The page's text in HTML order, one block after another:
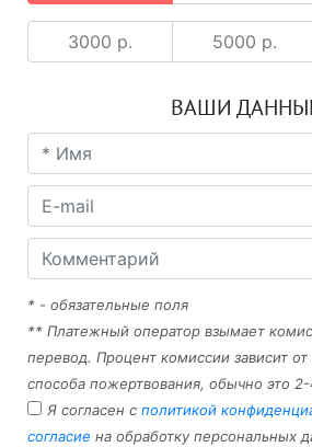
3000 р. 5000 р.
ВАШИ
* - обязательные поля
** Платежный оператор взымает
перевод. Процент комиссии зависит
способа пожертвования, обычно это 2-
Я согласен с политикой
согласие на обработку персональных